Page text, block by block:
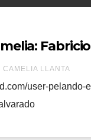
CAMELIA LLANTA
user-pelando-